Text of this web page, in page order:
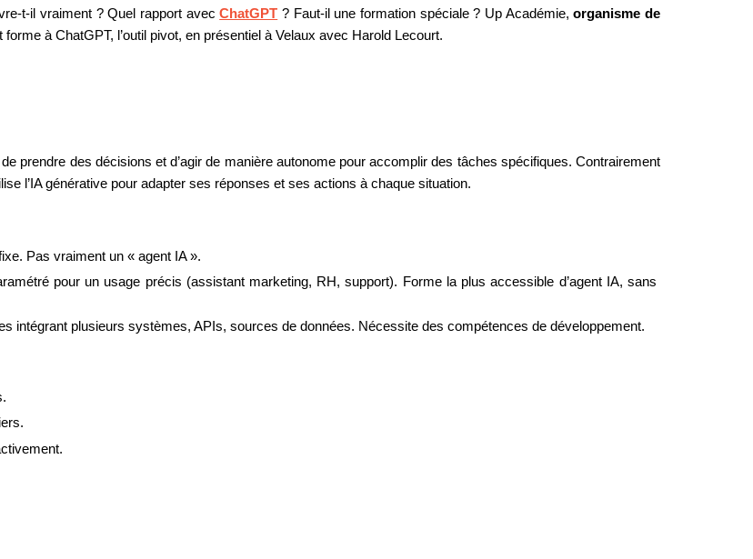
t-il vraiment ? Quel rapport avec ChatGPT ? Faut-il une formation spéciale ? Up Académie, organisme de
à ChatGPT, l’outil pivot, en présentiel à Velaux avec Harold Lecourt.
prendre des décisions et d’agir de manière autonome pour accomplir des tâches spécifiques. Contrairement
l’IA générative pour adapter ses réponses et ses actions à chaque situation.
Pas vraiment un « agent IA ».
pour un usage précis (assistant marketing, RH, support). Forme la plus accessible d’agent IA, sans
intégrant plusieurs systèmes, APIs, sources de données. Nécessite des compétences de développement.